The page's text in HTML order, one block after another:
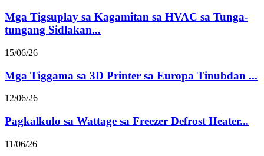
Mga Tigsuplay sa Kagamitan sa HVAC sa Tunga-
tungang Sidlakan...
15/06/26
Mga Tiggama sa 3D Printer sa Europa Tinubdan ...
12/06/26
Pagkalkulo sa Wattage sa Freezer Defrost Heater...
11/06/26